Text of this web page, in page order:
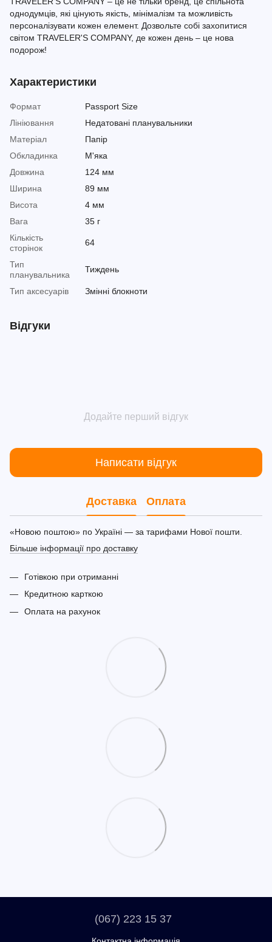
однодумців, які цінують якість, мінімалізм та можливість
персоналізувати кожен елемент. Дозвольте собі захопитися
світом TRAVELER'S COMPANY, де кожен день – це нова
подорож!
Характеристики
Формат
Passport Size
Лініювання
Недатовані планувальники
Матеріал
Папір
Обкладинка
М'яка
Довжина
124 мм
Ширина
89 мм
Висота
4 мм
Вага
35 г
Кількість
сторінок
64
Тип
планувальника
Тиждень
Тип аксесуарів Змінні блокноти
Відгуки
Додайте перший відгук
Написати відгук
Доставка Оплата
«Новою поштою» по Україні — за тарифами Нової пошти.
Більше інформації про доставку
Готівкою при отриманні
Кредитною карткою
Оплата на рахунок
(067) 223 15 37